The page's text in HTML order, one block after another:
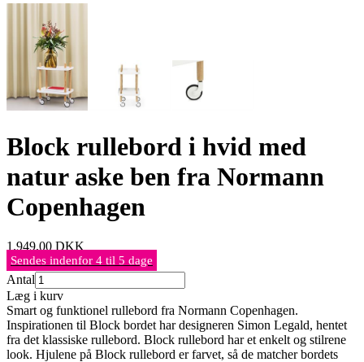
Block rullebord i hvid med
natur aske ben fra Normann
Copenhagen
1.949,00 DKK
Sendes indenfor 4 til 5 dage
Antal
Læg i kurv
Smart og funktionel rullebord fra Normann Copenhagen.
Inspirationen til Block bordet har designeren Simon Legald, hentet
fra det klassiske rullebord. Block rullebord har et enkelt og stilrene
look. Hjulene på Block rullebord er farvet, så de matcher bordets